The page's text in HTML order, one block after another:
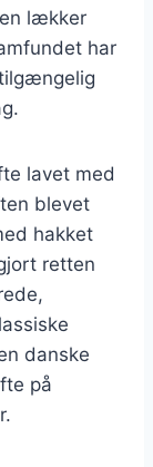
lækker
har
lavet med
blevet
hakket
retten
danske
på